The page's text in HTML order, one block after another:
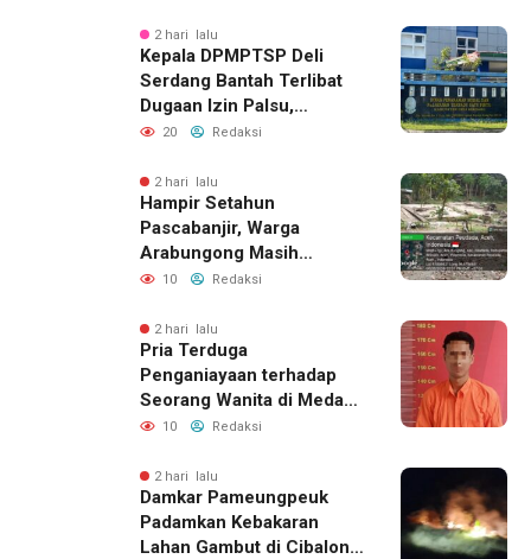
2 hari lalu
Kepala DPMPTSP Deli
Serdang Bantah Terlibat
Dugaan Izin Palsu,
Tegaskan Proses
Jalur Resmi
20 Redaksi
2 hari lalu
Hampir Setahun
Pascabanjir, Warga
Arabungong Masih
Menunggu Bantuan
10 Redaksi
2 hari lalu
Pria Terduga
Penganiayaan terhadap
Seorang Wanita di Medan
Ditangkap Polisi
10 Redaksi
2 hari lalu
Damkar Pameungpeuk
Padamkan Kebakaran
Lahan Gambut di Cibalong,